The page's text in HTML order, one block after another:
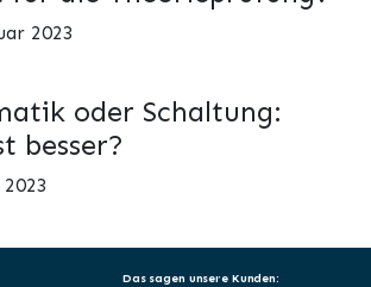
2023
oder Schaltung:
besser?
Das sagen unsere Kunden: